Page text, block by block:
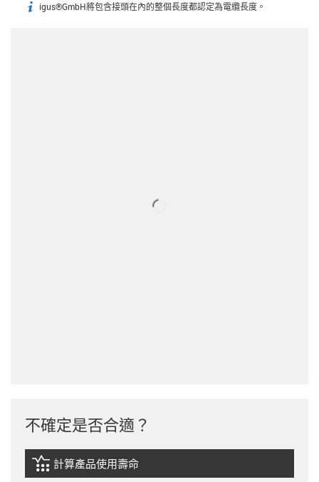
igus-icon-info
igus®GmbH將包含接頭在內的整個長度都認定為電纜長度。
不確定是否合適？
igus-icon-lebensdauerrechner
計算產品使用壽命